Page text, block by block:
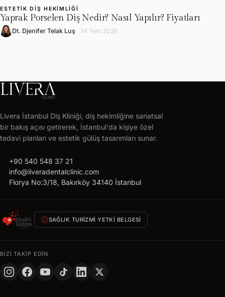
L
ESTETIK DIŞ HEKIMLIĞI
Yaprak Porselen Diş Nedir? Nasıl Yapılır? Fiyatları
Dt. Djenifer Telak Luş 14 Tem 2026
CLINIC
Ücretsiz
tedavi
alın
24
saat
size
özel
teklif
SOYAD
Livera İstanbul Diş Kliniği, diş hekimliğine sanatsal
bir bakış açısı getirerek, İstanbul'da kişiye özel
tedavi planları ve estetik gülüş tasarımları sunar.
+90 540 548 37 21
info@liveradentalclinic.com
Florya No:3/18, Bakırköy 34140 İstanbul
verifiedSAĞLIK TURIZMI YETKI BELGESI
BIZI TAKIP EDIN